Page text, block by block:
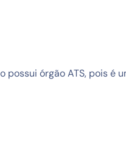
possui órgão ATS, pois é